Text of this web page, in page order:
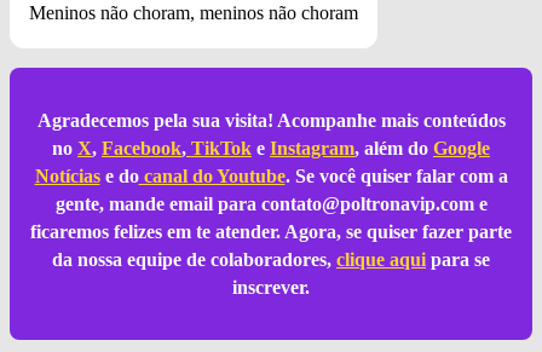
Meninos não choram, meninos não choram
Agradecemos pela sua visita! Acompanhe mais conteúdos
no X, Facebook, TikTok e Instagram, além do Google
Notíciase docanal do Youtube. Se você quiser falar com a
gente, mande email para contato@poltronavip.come
ficaremos felizes em te atender. Agora, se quiser fazer parte
da nossa equipe de colaboradores, clique aqui para se
inscrever.